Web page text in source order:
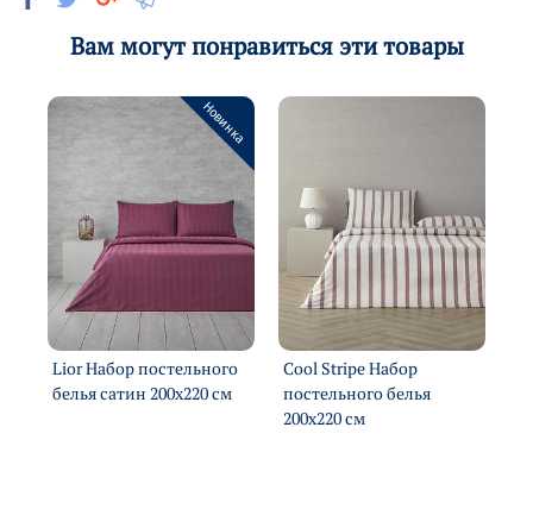
Вам могут понравиться эти товары
Новинка
Lior Набор постельного
белья сатин 200х220 см
Cool Stripe Набор
постельного белья
200х220 см